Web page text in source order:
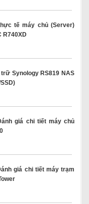
tế máy chủ (Server)
R740XD
Synology RS819 NAS
giá chi tiết máy chủ
giá chi tiết máy trạm